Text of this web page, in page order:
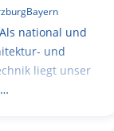
Bayern
national und
und
liegt unser